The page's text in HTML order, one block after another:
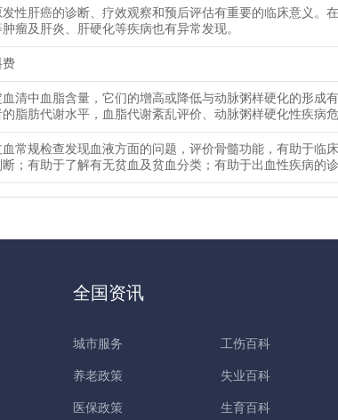
发性肝癌的诊断、疗效观察和预后评估有重要的临床意义。
瘤及肝炎、肝硬化等疾病也有异常发现。
费
血清中血脂含量，它们的增高或降低与动脉粥样硬化的形成
脂肪代谢水平，血脂代谢紊乱评价、动脉粥样硬化性疾病
血常规检查发现血液方面的问题，评价骨髓功能，有助于临
断；有助于了解有无贫血及贫血分类；有助于出血性疾病的诊
全国资讯
城市服务
养老政策
医保政策
工伤百科
失业百科
生育百科